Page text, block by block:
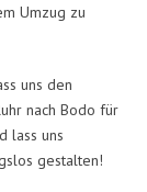
Umzug zu
uns den
nach Bodo für
lass uns
gestalten!